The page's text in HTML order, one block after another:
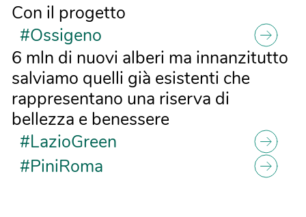
Con il progetto
#Ossigeno
6 mln di nuovi alberi ma innanzitutto
salviamo quelli già esistenti che
rappresentano una riserva di
bellezza e benessere
#LazioGreen
#PiniRoma